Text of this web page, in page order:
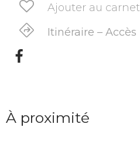
Ajouter au carnet
Itinéraire – Accès
À proximité